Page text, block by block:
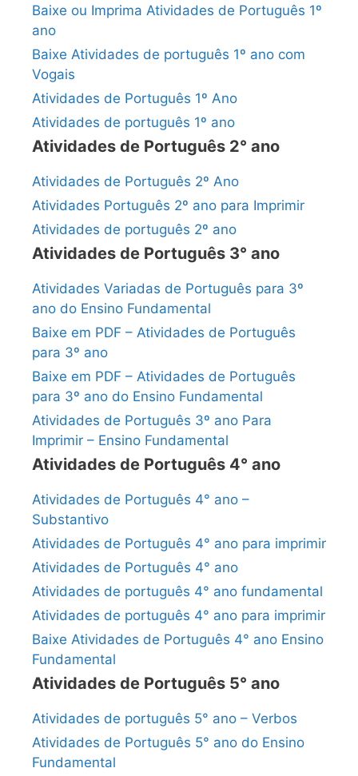
Baixe ou Imprima Atividades de Português 1º
ano
Baixe Atividades de português 1º ano com
Vogais
Atividades de Português 1º Ano
Atividades de português 1º ano
Atividades de Português 2° ano
Atividades de Português 2º Ano
Atividades Português 2º ano para Imprimir
Atividades de português 2º ano
Atividades de Português 3° ano
Atividades Variadas de Português para 3º
ano do Ensino Fundamental
Baixe em PDF – Atividades de Português
para 3º ano
Baixe em PDF – Atividades de Português
para 3º ano do Ensino Fundamental
Atividades de Português 3º ano Para
Imprimir – Ensino Fundamental
Atividades de Português 4° ano
Atividades de Português 4° ano –
Substantivo
Atividades de Português 4° ano para imprimir
Atividades de Português 4° ano
Atividades de português 4° ano fundamental
Atividades de português 4° ano para imprimir
Baixe Atividades de Português 4° ano Ensino
Fundamental
Atividades de Português 5° ano
Atividades de português 5° ano – Verbos
Atividades de Português 5° ano do Ensino
Fundamental